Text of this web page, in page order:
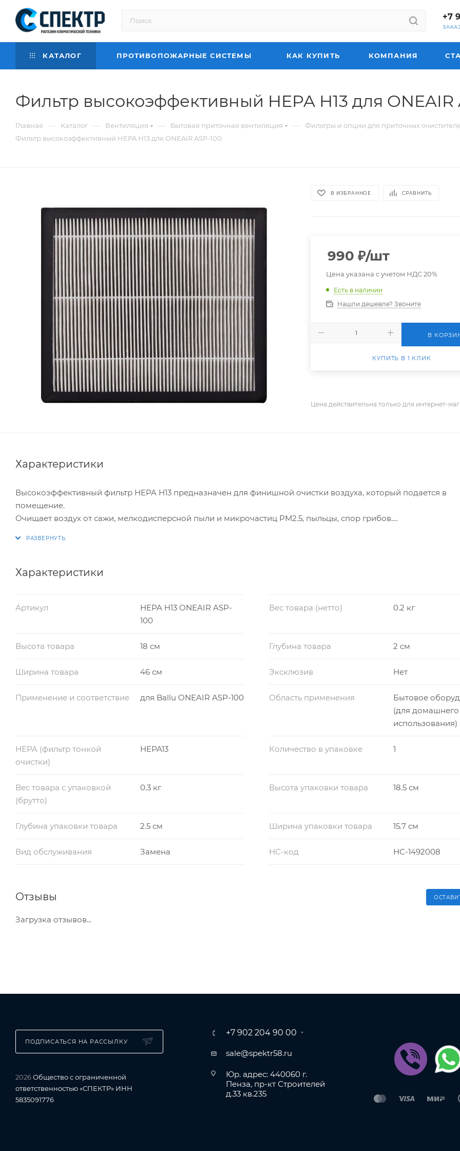
+7
КАТАЛОГ ПРОТИВОПОЖАРНЫЕ СИСТЕМЫ КАК КУПИТЬ КОМПАНИЯ
Фильтр высокоэффективный HEPA Н13 для ONEAIR
Главная — Каталог — Вентиляция — Бытовая приточная вентиляция — Фильтры и опции для приточных
Фильтр высокоэффективный HEPA Н13 для ONEAIR ASP-100
В ИЗБРАННОЕ СРАВНИТЬ
990 ₽/шт
Цена указана с учетом НДС 20%
Есть в наличии
Нашли дешевле? Звоните
В
КУПИТЬ В 1 КЛИК
Цена действительна только для интернет-
Характеристики
Высокоэффективный фильтр HEPA Н13 предназначен для финишной очистки воздуха, который подается в
помещение.
Очищает воздух от сажи, мелкодисперсной пыли и микрочастиц РМ2.5, пыльцы, спор грибов.
Характеристики
Артикул
HEPA H13 ONEAIR ASP-
100
Вес товара (нетто) 0.2 кг
Высота товара 18 см Глубина товара 2 см
Ширина товара 46 см Эксклюзив Нет
Применение и соответствие для Ballu ONEAIR ASP-100 Область применения
Бытовое
(для домашнего
использования)
HEPA (фильтр тонкой
очистки)
HEPA13 Количество в упаковке 1
Вес товара с упаковкой
(брутто)
0.3 кг Высота упаковки товара 18.5 см
Глубина упаковки товара 2.5 см Ширина упаковки товара 15.7 см
Вид обслуживания Замена НС-код НС-1492008
Отзывы
Загрузка отзывов...
ПОДПИСАТЬСЯ НА РАССЫЛКУ
2026Общество с ограниченной
ответственностью «СПЕКТР» ИНН
5835091776
+7 902 204 90 00
sale@spektr58.ru
Юр. адрес: 440060 г.
Пенза, пр-кт Строителей
д.33 кв.235